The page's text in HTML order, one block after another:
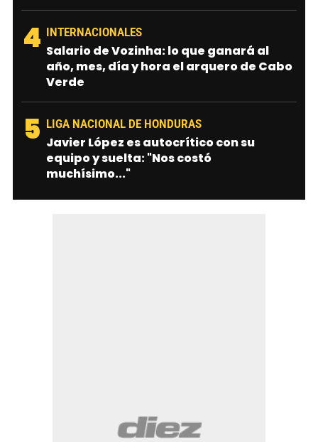
4 INTERNACIONALES
Salario de Vozinha: lo que ganará al
año, mes, día y hora el arquero de Cabo
Verde
5 LIGA NACIONAL DE HONDURAS
Javier López es autocrítico con su
equipo y suelta: "Nos costó
muchísimo..."